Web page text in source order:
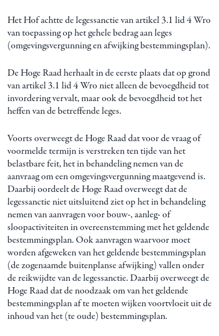
Het Hof achtte de legessanctie van artikel 3.1 lid 4 Wro
van toepassing op het gehele bedrag aan leges
(omgevingsvergunning en afwijking bestemmingsplan).
De Hoge Raad herhaalt in de eerste plaats dat op grond
van artikel 3.1 lid 4 Wro niet alleen de bevoegdheid tot
invordering vervalt, maar ook de bevoegdheid tot het
heffen van de betreffende leges.
Voorts overweegt de Hoge Raad dat voor de vraag of
voormelde termijn is verstreken ten tijde van het
belastbare feit, het in behandeling nemen van de
aanvraag om een omgevingsvergunning maatgevend is.
Daarbij oordeelt de Hoge Raad overweegt dat de
legessanctie niet uitsluitend ziet op het in behandeling
nemen van aanvragen voor bouw-, aanleg- of
sloopactiviteiten in overeenstemming met het geldende
bestemmingsplan. Ook aanvragen waarvoor moet
worden afgeweken van het geldende bestemmingsplan
(de zogenaamde buitenplanse afwijking) vallen onder
de reikwijdte van de legessanctie. Daarbij overweegt de
Hoge Raad dat de noodzaak om van het geldende
bestemmingsplan af te moeten wijken voortvloeit uit de
inhoud van het (te oude) bestemmingsplan.